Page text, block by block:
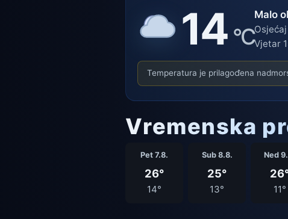
14 °C
Malo
Osjećaj
Vjetar
Temperatura je prilagođena
Vremenska
Pet 7.8.
26°
14°
Sub 8.8.
25°
13°
Ned
11°